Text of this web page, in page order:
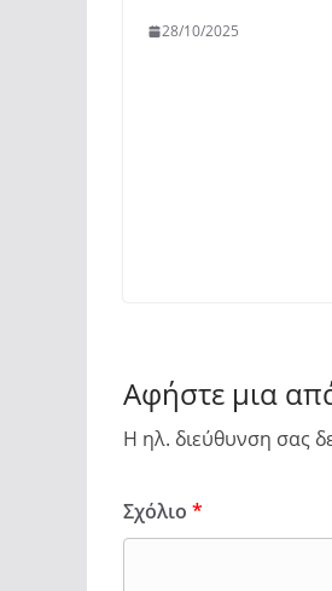
28/10/2025
Αφήστε μια
Η ηλ. διεύθυνση σας
Σχόλιο *